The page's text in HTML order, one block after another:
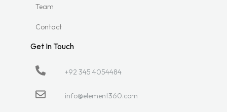
Team
Contact
Get In Touch
+92 345 4054484
info@element360.com